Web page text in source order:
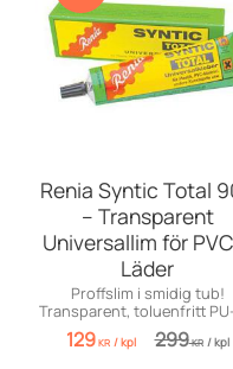
Renia Syntic Total
– Transparent
Universallim för
Läder
Proffslim i smidig tub!
Transparent, toluenfritt
för PVC, läder och
syntetmaterial.
129KR /kpl 299KR /kpl